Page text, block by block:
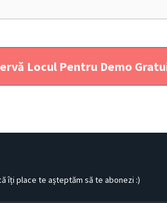
Locul Pentru Demo
îți place te așteptăm să te abonezi :)